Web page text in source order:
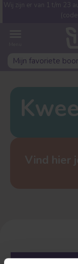
Wij zijn er van 1 t/m 23
Welke